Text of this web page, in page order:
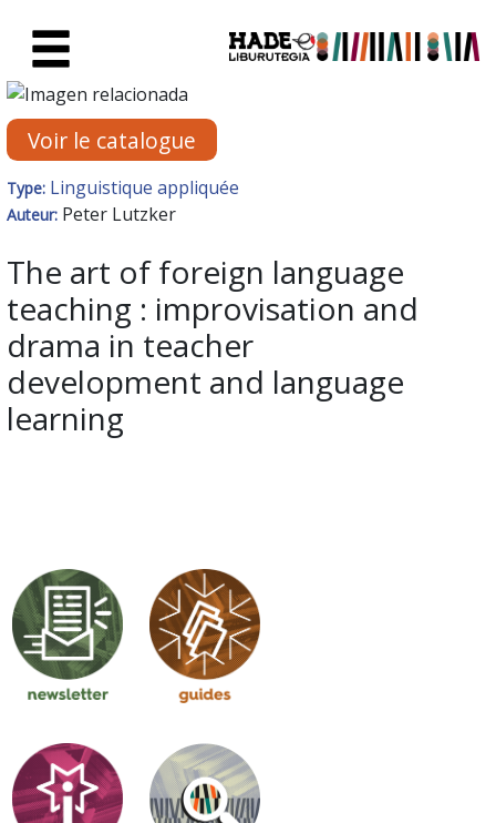
Fiche de Nouveaux Livres -
Voir le catalogue
Type: Linguistique appliquée
Auteur: Peter Lutzker
The art of foreign language
teaching : improvisation and
drama in teacher
development and language
learning